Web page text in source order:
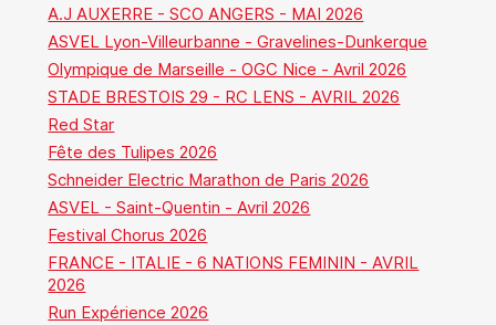
A.J AUXERRE - SCO ANGERS - MAI 2026
ASVEL Lyon-Villeurbanne - Gravelines-Dunkerque
Olympique de Marseille - OGC Nice - Avril 2026
STADE BRESTOIS 29 - RC LENS - AVRIL 2026
Red Star
Fête des Tulipes 2026
Schneider Electric Marathon de Paris 2026
ASVEL - Saint-Quentin - Avril 2026
Festival Chorus 2026
FRANCE - ITALIE - 6 NATIONS FEMININ - AVRIL
2026
Run Expérience 2026